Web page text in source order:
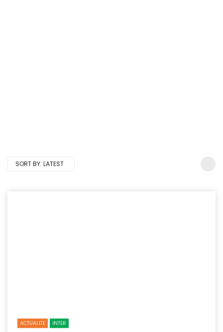
SORT BY: LATEST
ACTUALITE INTER